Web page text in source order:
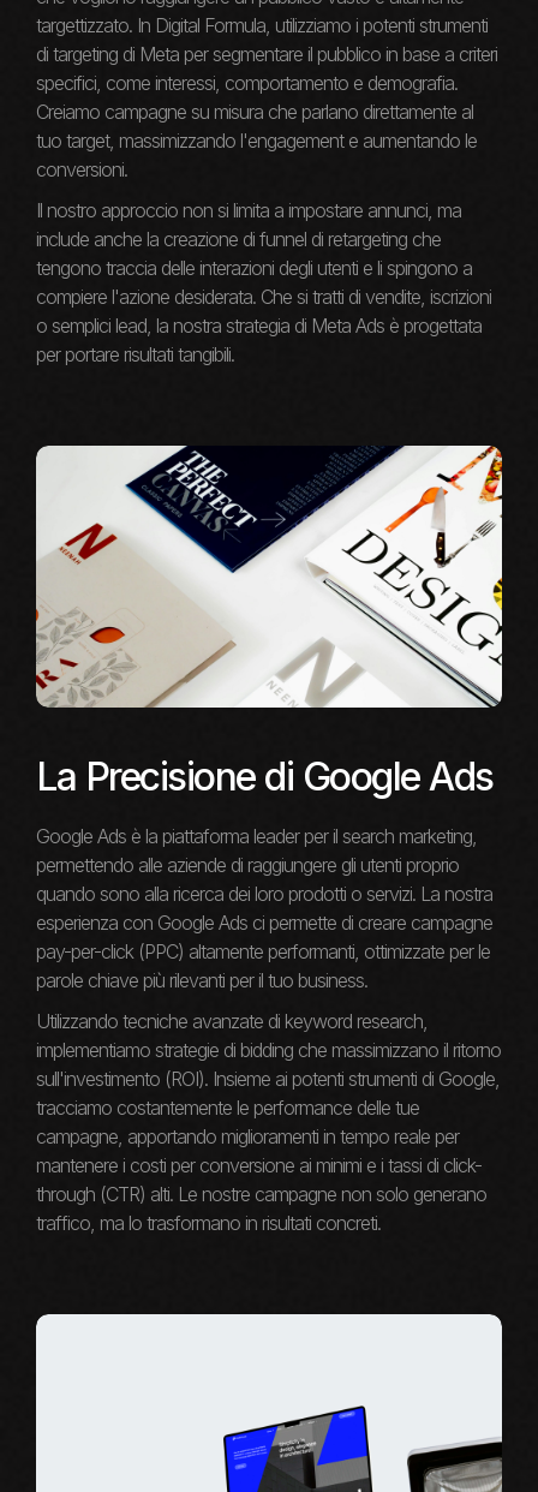
targettizzato. In Digital Formula, utilizziamo i potenti strumenti
di targeting di Meta per segmentare il pubblico in base a criteri
specifici, come interessi, comportamento e demografia.
Creiamo campagne su misura che parlano direttamente al
tuo target, massimizzando l'engagement e aumentando le
conversioni.
Il nostro approccio non si limita a impostare annunci, ma
include anche la creazione di funnel di retargeting che
tengono traccia delle interazioni degli utenti e li spingono a
compiere l'azione desiderata. Che si tratti di vendite, iscrizioni
o semplici lead, la nostra strategia di Meta Ads è progettata
per portare risultati tangibili.
La Precisione di Google Ads
Google Ads è la piattaforma leader per il search marketing,
permettendo alle aziende di raggiungere gli utenti proprio
quando sono alla ricerca dei loro prodotti o servizi. La nostra
esperienza con Google Ads ci permette di creare campagne
pay-per-click (PPC) altamente performanti, ottimizzate per le
parole chiave più rilevanti per il tuo business.
Utilizzando tecniche avanzate di keyword research,
implementiamo strategie di bidding che massimizzano il ritorno
sull'investimento (ROI). Insieme ai potenti strumenti di Google,
tracciamo costantemente le performance delle tue
campagne, apportando miglioramenti in tempo reale per
mantenere i costi per conversione ai minimi e i tassi di click-
through (CTR) alti. Le nostre campagne non solo generano
traffico, ma lo trasformano in risultati concreti.